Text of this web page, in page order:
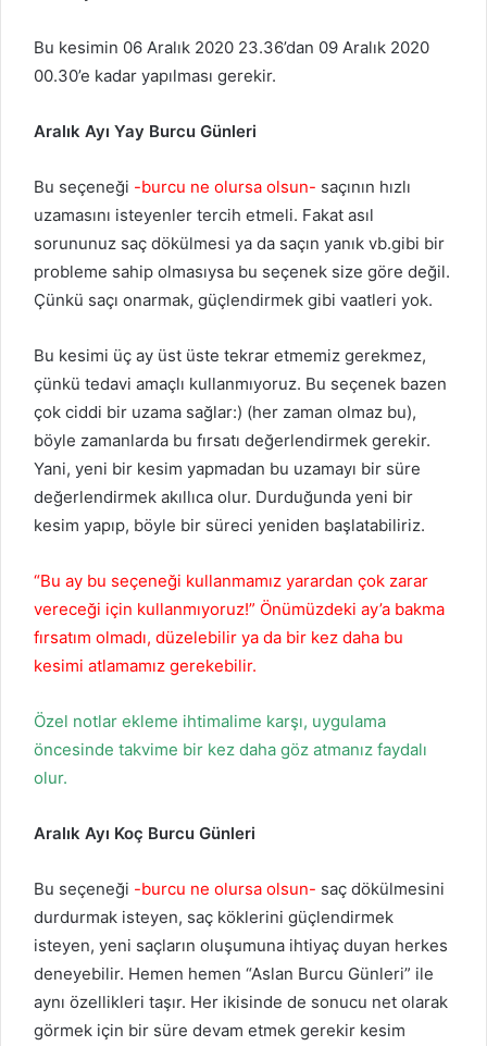
Bu kesimin 06 Aralık 2020 23.36’dan 09 Aralık 2020
00.30’e kadar yapılması gerekir.
Aralık Ayı Yay Burcu Günleri
Bu seçeneği -burcu ne olursa olsun- saçının hızlı
uzamasını isteyenler tercih etmeli. Fakat asıl
sorununuz saç dökülmesi ya da saçın yanık vb.gibi bir
probleme sahip olmasıysa bu seçenek size göre değil.
Çünkü saçı onarmak, güçlendirmek gibi vaatleri yok.
Bu kesimi üç ay üst üste tekrar etmemiz gerekmez,
çünkü tedavi amaçlı kullanmıyoruz. Bu seçenek bazen
çok ciddi bir uzama sağlar:) (her zaman olmaz bu),
böyle zamanlarda bu fırsatı değerlendirmek gerekir.
Yani, yeni bir kesim yapmadan bu uzamayı bir süre
değerlendirmek akıllıca olur. Durduğunda yeni bir
kesim yapıp, böyle bir süreci yeniden başlatabiliriz.
“Bu ay bu seçeneği kullanmamız yarardan çok zarar
vereceği için kullanmıyoruz!” Önümüzdeki ay’a bakma
fırsatım olmadı, düzelebilir ya da bir kez daha bu
kesimi atlamamız gerekebilir.
Özel notlar ekleme ihtimalime karşı, uygulama
öncesinde takvime bir kez daha göz atmanız faydalı
olur.
Aralık Ayı Koç Burcu Günleri
Bu seçeneği -burcu ne olursa olsun- saç dökülmesini
durdurmak isteyen, saç köklerini güçlendirmek
isteyen, yeni saçların oluşumuna ihtiyaç duyan herkes
deneyebilir. Hemen hemen “Aslan Burcu Günleri” ile
aynı özellikleri taşır. Her ikisinde de sonucu net olarak
görmek için bir süre devam etmek gerekir kesim